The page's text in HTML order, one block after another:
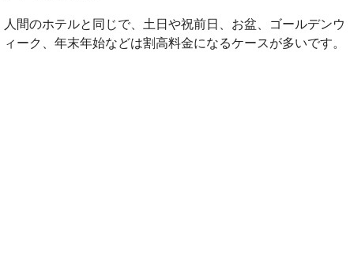
人間のホテルと同じで、土日や祝前日、お盆、ゴールデンウ
ィーク、年末年始などは割高料金になるケースが多いです。